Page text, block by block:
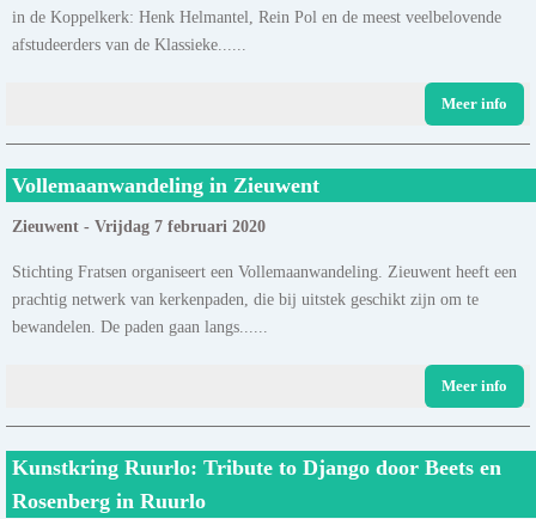
in de Koppelkerk: Henk Helmantel, Rein Pol en de meest veelbelovende
afstudeerders van de Klassieke......
Meer info
Vollemaanwandeling in Zieuwent
Zieuwent - Vrijdag 7 februari 2020
Stichting Fratsen organiseert een Vollemaanwandeling. Zieuwent heeft een
prachtig netwerk van kerkenpaden, die bij uitstek geschikt zijn om te
bewandelen. De paden gaan langs......
Meer info
Kunstkring Ruurlo: Tribute to Django door Beets en
Rosenberg in Ruurlo